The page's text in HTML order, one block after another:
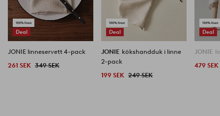
Deal
JONIE linneservett 4-pack
261 SEK 349 SEK
Deal
JONIE kökshandduk i linne
2-pack
199 SEK 249 SEK
Deal
JONIE
479 SEK